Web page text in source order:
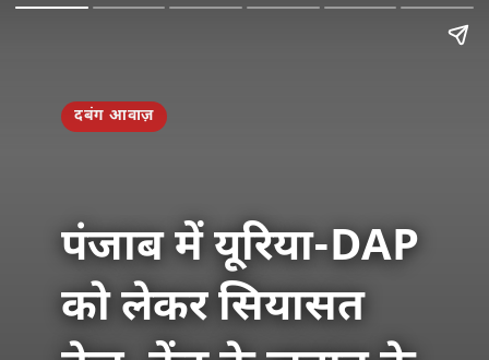
दबंग आवाज़
पंजाब में यूरिया-DAP
को लेकर सियासत